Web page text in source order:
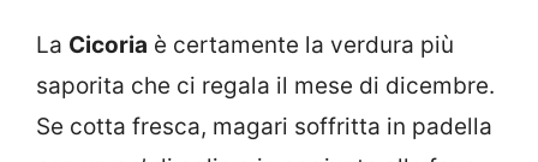
La Cicoria è certamente la verdura più
saporita che ci regala il mese di dicembre.
Se cotta fresca, magari soffritta in padella